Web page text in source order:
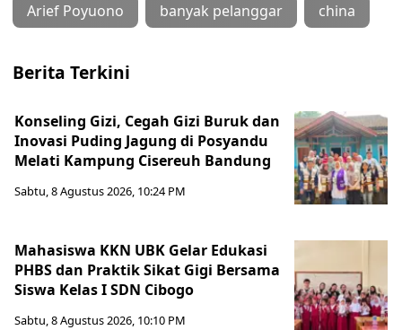
Arief Poyuono banyak pelanggar china
Berita Terkini
Konseling Gizi, Cegah Gizi Buruk dan
Inovasi Puding Jagung di Posyandu
Melati Kampung Cisereuh Bandung
Sabtu, 8 Agustus 2026, 10:24 PM
Mahasiswa KKN UBK Gelar Edukasi
PHBS dan Praktik Sikat Gigi Bersama
Siswa Kelas I SDN Cibogo
Sabtu, 8 Agustus 2026, 10:10 PM